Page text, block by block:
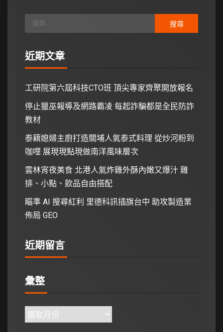
近期文章
工研院第六屆科技CTO班 頂尖專家齊聚開放報名
停止獵巫報導及網路霸凌 每起詐騙都是全民防詐
教材
泰籍媳婦主廚打造關埔人氣泰式料理 從炒河粉到
咖哩 展現現點現做南洋風味層次
雲林宵夜美食 北港人氣炸雞外酥內嫩又爆汁 雞
排、小點、飲品自由搭配
瞄準 AI 搜尋紅利 里德科訊插旗台中 助攻製造業
佈局 GEO
近期留言
彙整